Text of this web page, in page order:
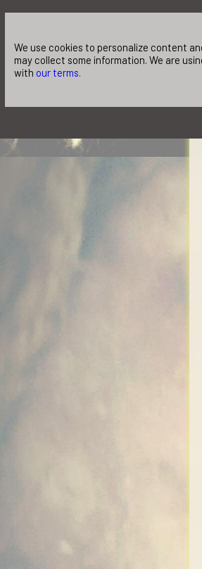
We use cookies to personalize content
may collect some information. We are
with our terms.